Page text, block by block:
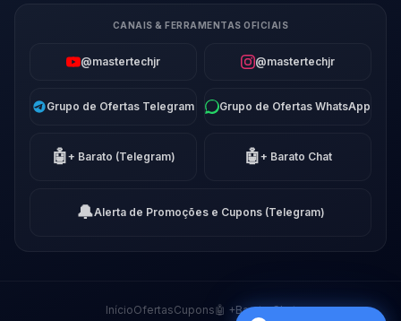
CANAIS & FERRAMENTAS OFICIAIS
@mastertechjr @mastertechjr
Grupo de Ofertas Telegram Grupo de Ofertas WhatsApp
🤖+ Barato (Telegram) 🤖+ Barato Chat
🔔Alerta de Promoções e Cupons (Telegram)
InícioOfertasCupons🤖 +Barato Chat